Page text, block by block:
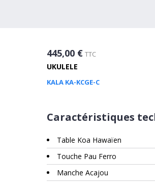
445,00 € TTC
UKULELE
KALA KA-KCGE-C
Caractéristiques
Table Koa Hawaïen
Touche Pau Ferro
Manche Acajou